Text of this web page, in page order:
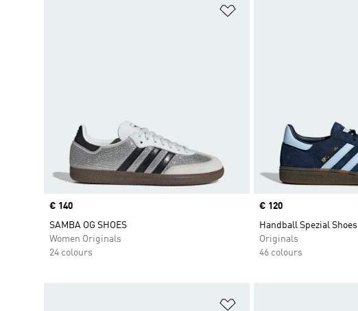
Price
€ 140
SAMBA OG SHOES
Women Originals
24 colours
Price
€ 120
Handball Spezial Shoes
Originals
46 colours